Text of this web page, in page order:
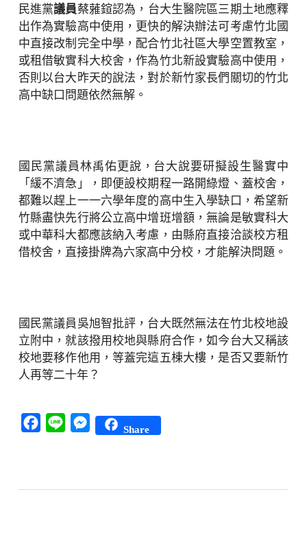
民進黨議員蔡蕥鍹認為，台大生醫院區三期土地應釋
出作為實驗高中使用，更快的解決辦法可考慮竹北國
中直接改制完全中學，配合竹北社區大學空置教室，
或租借敏實科大校舍，作為竹北新設實驗高中使用，
否則以台大昨天的說法，對於新竹家長們關切的竹北
高中缺口問題依然無解。
國民黨議員林禹佑更說，台大說要研擬設生醫實中
「緩不濟急」，即便設校期程一路開綠燈、蓋校舍，
都難以趕上一一六學年度的高中生入學缺口，希望新
竹縣盡快先行將公立高中增班增額，無論是敏實科大
或中華科大都應該納入考慮，由縣府直接洽談校方租
借校舍，直接掛牌為六家高中分校，才能解決問題。
國民黨議員吳旭智批評，台大既然無法在竹北校地設
立附中，就該撥用校地與縣府合作，如今台大又稱該
校地要移作他用，等蓋完這五棟大樓，是否又要新竹
人再等二十年？
Facebook
Line Messenger
Share